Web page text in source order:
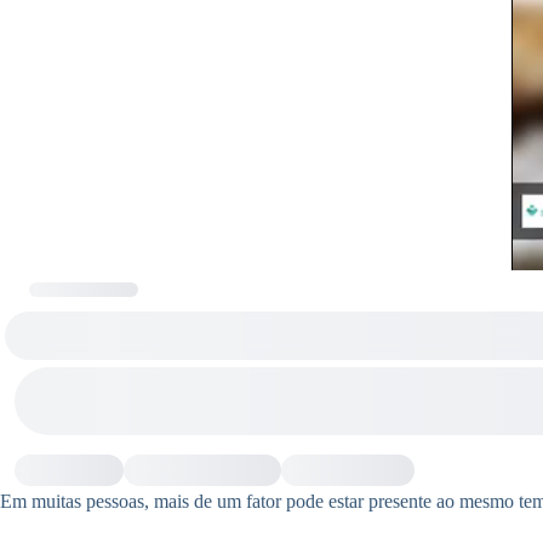
Em muitas pessoas, mais de um fator pode estar presente ao mesmo